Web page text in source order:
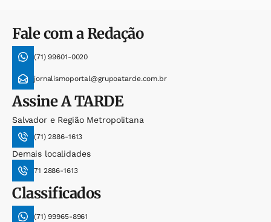
Fale com a Redação
(71) 99601-0020
jornalismoportal@grupoatarde.com.br
AssineA TARDE
Salvador e Região Metropolitana
(71) 2886-1613
Demais localidades
71 2886-1613
Classificados
(71) 99965-8961